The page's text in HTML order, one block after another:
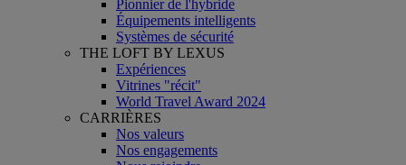
Pionnier de l'hybride
Équipements intelligents
Systèmes de sécurité
THE LOFT BY LEXUS
Expériences
Vitrines "récit"
World Travel Award 2024
CARRIÈRES
Nos valeurs
Nos engagements